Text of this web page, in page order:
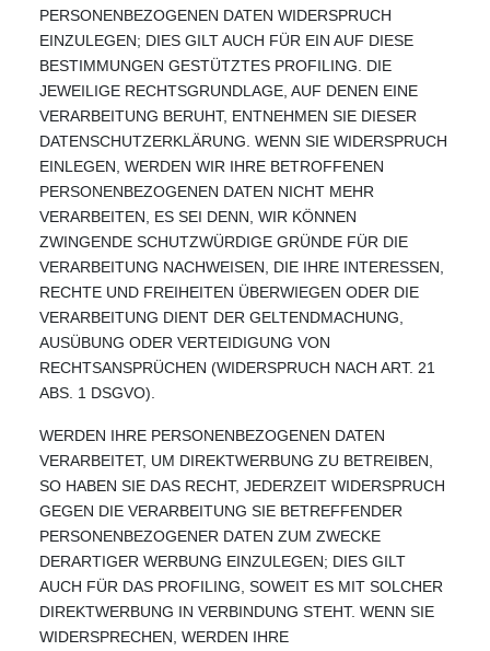
PERSONENBEZOGENEN DATEN WIDERSPRUCH
EINZULEGEN; DIES GILT AUCH FÜR EIN AUF DIESE
BESTIMMUNGEN GESTÜTZTES PROFILING. DIE
JEWEILIGE RECHTSGRUNDLAGE, AUF DENEN EINE
VERARBEITUNG BERUHT, ENTNEHMEN SIE DIESER
DATENSCHUTZERKLÄRUNG. WENN SIE WIDERSPRUCH
EINLEGEN, WERDEN WIR IHRE BETROFFENEN
PERSONENBEZOGENEN DATEN NICHT MEHR
VERARBEITEN, ES SEI DENN, WIR KÖNNEN
ZWINGENDE SCHUTZWÜRDIGE GRÜNDE FÜR DIE
VERARBEITUNG NACHWEISEN, DIE IHRE INTERESSEN,
RECHTE UND FREIHEITEN ÜBERWIEGEN ODER DIE
VERARBEITUNG DIENT DER GELTENDMACHUNG,
AUSÜBUNG ODER VERTEIDIGUNG VON
RECHTSANSPRÜCHEN (WIDERSPRUCH NACH ART. 21
ABS. 1 DSGVO).
WERDEN IHRE PERSONENBEZOGENEN DATEN
VERARBEITET, UM DIREKTWERBUNG ZU BETREIBEN,
SO HABEN SIE DAS RECHT, JEDERZEIT WIDERSPRUCH
GEGEN DIE VERARBEITUNG SIE BETREFFENDER
PERSONENBEZOGENER DATEN ZUM ZWECKE
DERARTIGER WERBUNG EINZULEGEN; DIES GILT
AUCH FÜR DAS PROFILING, SOWEIT ES MIT SOLCHER
DIREKTWERBUNG IN VERBINDUNG STEHT. WENN SIE
WIDERSPRECHEN, WERDEN IHRE